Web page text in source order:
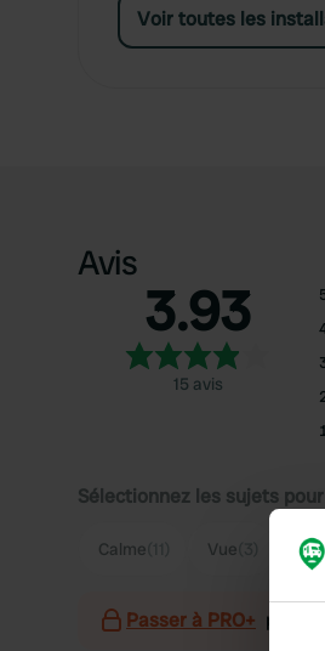
Voir toutes les
Avis
3.93
15 avis
Sélectionnez les sujets
Calme Vue
Passer à PRO+ pour